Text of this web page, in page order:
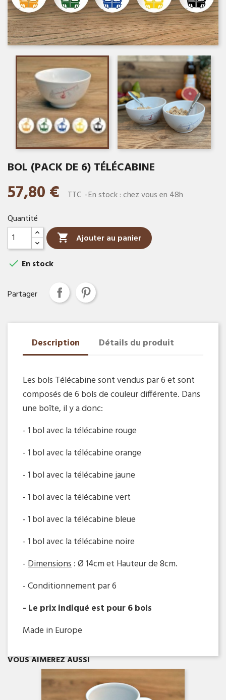
BOL (PACK DE 6) TÉLÉCABINE
57,80 € TTC En stock : chez vous en 48h
Quantité
 Ajouter au panier
 En stock
Partager
Description Détails du produit
Les bols Télécabine sont vendus par 6 et sont
composés de 6 bols de couleur différente. Dans
une boîte, il y a donc:
- 1 bol avec la télécabine rouge
- 1 bol avec la télécabine orange
- 1 bol avec la télécabine jaune
- 1 bol avec la télécabine vert
- 1 bol avec la télécabine bleue
- 1 bol avec la télécabine noire
-Dimensions:Ø14cm et Hauteur de 8cm.
- Conditionnement par 6
- Le prix indiqué est pour 6 bols
Made in Europe
VOUS AIMEREZ AUSSI
Aperçu rapide